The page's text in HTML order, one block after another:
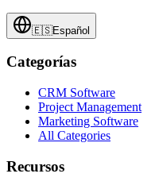
🇪🇸Español
Categorías
CRM Software
Project Management
Marketing Software
All Categories
Recursos